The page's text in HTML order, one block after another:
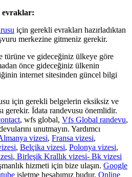
evraklar:
için gerekli evrakları hazırladıktan
merkezine gitmeniz gerekir.
türüne ve gideceğiniz ülkeye göre
önce gideceğiniz ülkenin
internet sitesinden güncel bilgi
için gerekli belgelerin eksiksiz ve
gerekir. İdata randevusu önemlidir.
, wfs global, Vfs Global randevu,
unutmayın. Yardımcı
vizesi, Fransa vizesi,
, Belçika vizesi, Polonya vizesi,
, Birleşik Krallık vizesi- Bk vizesi
hizmeti için bize ulaşın. Google
işletme hesabımız budur. Online